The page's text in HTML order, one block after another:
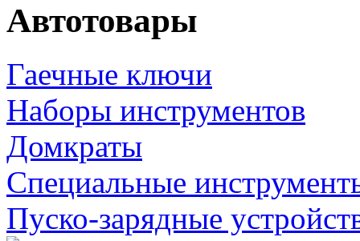
Автотовары
Гаечные ключи
Наборы инструментов
Домкраты
Специальные
Пуско-зарядные